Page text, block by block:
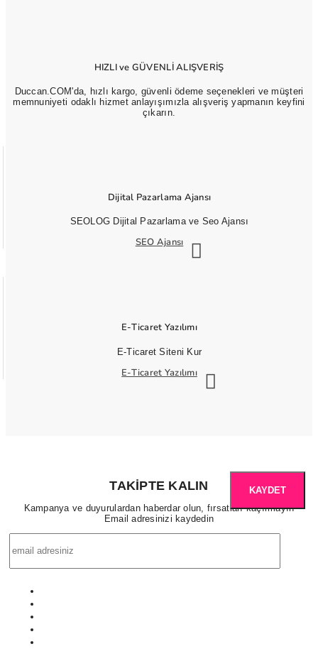
HIZLI ve GÜVENLİ ALIŞVERİŞ
Duccan.COM'da, hızlı kargo, güvenli ödeme seçenekleri ve müşteri
memnuniyeti odaklı hizmet anlayışımızla alışveriş yapmanın keyfini
çıkarın.
Dijital Pazarlama Ajansı
SEOLOG Dijital Pazarlama ve Seo Ajansı
SEO Ajansı
E-Ticaret Yazılımı
E-Ticaret Siteni Kur
E-Ticaret Yazılımı
TAKIPTE KALIN
Kampanya ve duyurulardan haberdar olun, fırsatları kaçırmayın
Email adresinizi kaydedin
KAYDET